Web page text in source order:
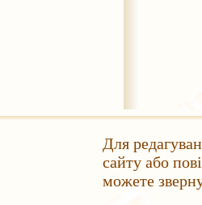
Для
сайту або
можете